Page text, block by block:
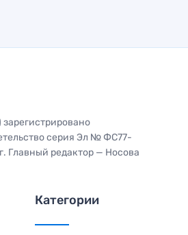
серия Эл № ФС77-
Главный редактор — Носова
Категории